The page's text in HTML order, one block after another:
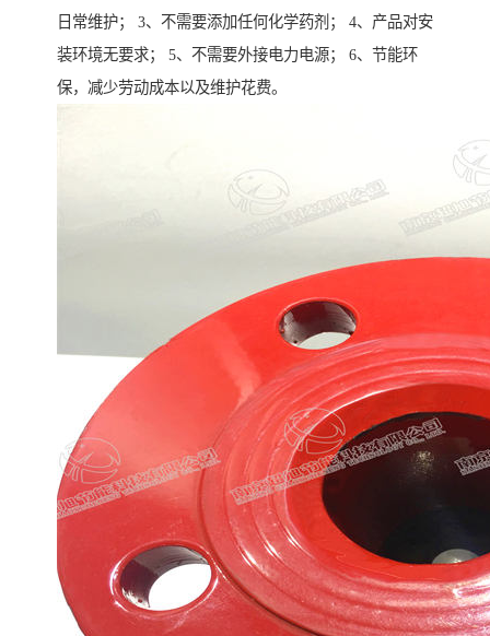
日常维护； 3、不需要添加任何化学药剂； 4、产品对安
装环境无要求； 5、不需要外接电力电源； 6、节能环
保，减少劳动成本以及维护花费。